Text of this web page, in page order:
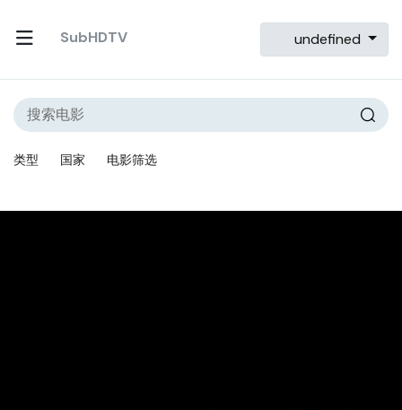
SubHDTV undefined
类型 国家 电影筛选